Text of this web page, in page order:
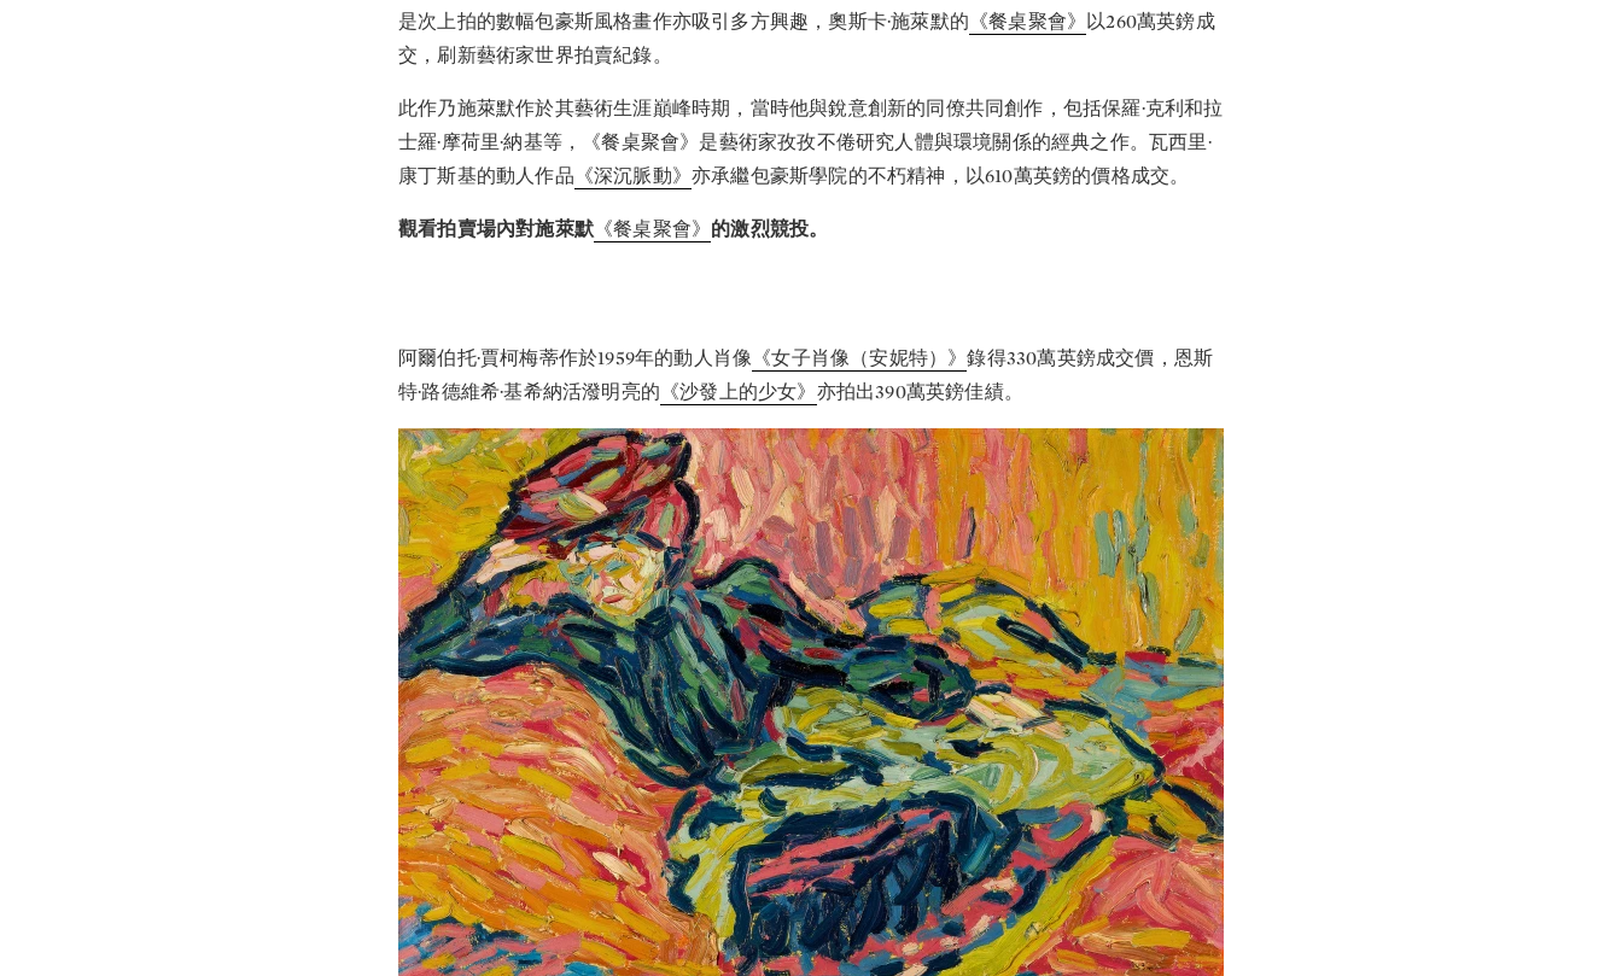
是次上拍的數幅包豪斯風格畫作亦吸引多方興趣，奧斯卡·施萊默的 《餐桌聚會》 以260萬英鎊成
交，刷新藝術家世界拍賣紀錄。
此作乃施萊默作於其藝術生涯巔峰時期，當時他與銳意創新的同僚共同創作，包括保羅·克利和拉
士羅·摩荷里·納基等，《餐桌聚會》是藝術家孜孜不倦研究人體與環境關係的經典之作。瓦西里·
康丁斯基的動人作品 《深沉脈動》亦承繼包豪斯學院的不朽精神，以610萬英鎊的價格成交。
觀看拍賣場內對施萊默 《餐桌聚會》 的激烈競投。
阿爾伯托·賈柯梅蒂作於1959年的動人肖像 《女子肖像（安妮特）》錄得330萬英鎊成交價，恩斯
特·路德維希·基希納活潑明亮的 《沙發上的少女》 亦拍出390萬英鎊佳績。